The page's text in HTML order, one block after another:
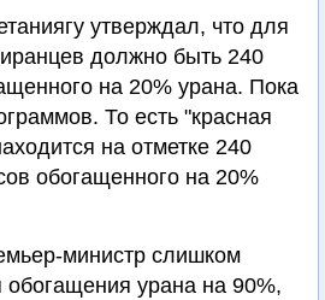
утверждал, что для
должно быть 240
на 20% урана. Пока
То есть "красная
на отметке 240
обогащенного на 20%
министр слишком
обогащения урана на 90%,